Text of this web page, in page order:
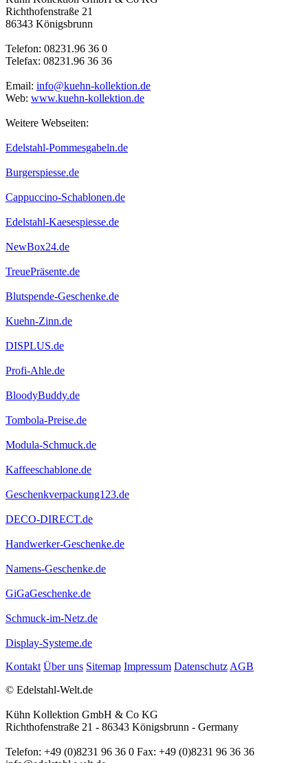
Richthofenstraße 21
86343 Königsbrunn
Telefon: 08231.96 36 0
Telefax: 08231.96 36 36
Email: info@kuehn-kollektion.de
Web: www.kuehn-kollektion.de
Weitere Webseiten:
Edelstahl-Pommesgabeln.de
Burgerspiesse.de
Cappuccino-Schablonen.de
Edelstahl-Kaesespiesse.de
NewBox24.de
TreuePräsente.de
Blutspende-Geschenke.de
Kuehn-Zinn.de
DISPLUS.de
Profi-Ahle.de
BloodyBuddy.de
Tombola-Preise.de
Modula-Schmuck.de
Kaffeeschablone.de
Geschenkverpackung123.de
DECO-DIRECT.de
Handwerker-Geschenke.de
Namens-Geschenke.de
GiGaGeschenke.de
Schmuck-im-Netz.de
Display-Systeme.de
Kontakt Über uns Sitemap Impressum Datenschutz AGB
© Edelstahl-Welt.de
Kühn Kollektion GmbH & Co KG
Richthofenstraße 21 - 86343 Königsbrunn - Germany
Telefon: +49 (0)8231 96 36 0 Fax: +49 (0)8231 96 36 36